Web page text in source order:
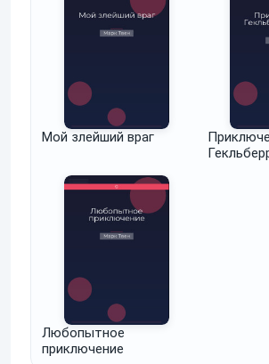
Мой злейший враг
Любопытное
приключение